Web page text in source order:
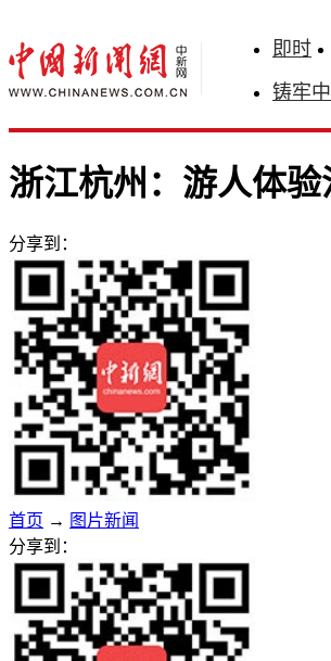
即时
铸牢
浙江杭州：游人体验
分享到：
首页 → 图片新闻
分享到：